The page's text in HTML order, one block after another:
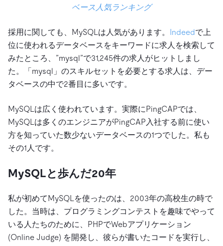
ベース人気ランキング
採用に関しても、MySQLは人気があります。 Indeedで上
位に使われるデータベースをキーワードに求人を検索して
みたところ、”mysql”で31,245件の求人がヒットしまし
た。「mysql」のスキルセットを必要とする求人は、デー
タベースの中で2番目に多いです。
MySQLは広く使われています。実際にPingCAPでは、
MySQLは多くのエンジニアがPingCAP入社する前に使い
方を知っていた数少ないデータベースの1つでした。私も
その1人です。
MySQLと歩んだ20年
私が初めてMySQLを使ったのは、2003年の高校生の時で
した。当時は、プログラミングコンテストを趣味でやって
いる人たちのために、PHPでWebアプリケーション
(Online Judge) を開発し、彼らが書いたコードを実行し、